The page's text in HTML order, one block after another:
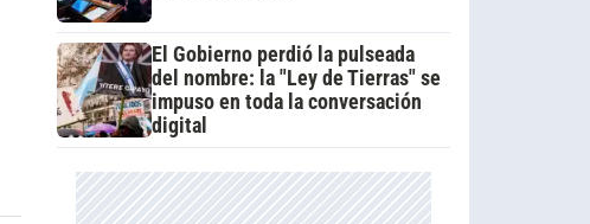
El Gobierno perdió la pulseada
del nombre: la "Ley de Tierras" se
impuso en toda la conversación
digital